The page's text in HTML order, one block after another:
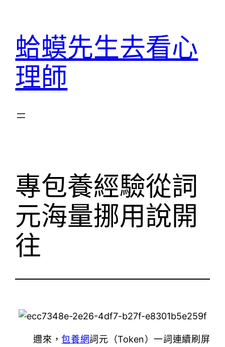
蛤蟆先生去看心
理師
專包養經驗從詞
元海量挪用說開
往
邇來，包養網詞元（Token）一詞連續刷屏